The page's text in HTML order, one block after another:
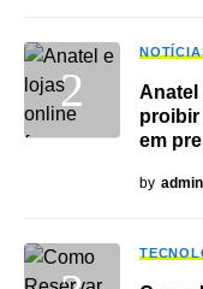
Anatel
proibir
em
by admin